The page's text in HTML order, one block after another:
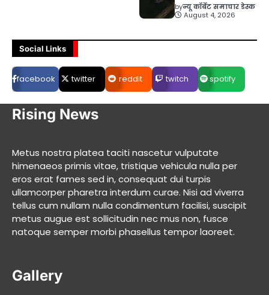
byन्यू कॉर्बेट समाचार डेस्क
August 4, 2026
Social Links
facebook twitter reddit twitch spotify
Rising News
Metus nostra platea taciti nascetur vulputate
himenaeos primis vitae, tristique vehicula nulla per
eros erat fames sed in, consequat dui turpis
ullamcorper pharetra interdum curae. Nisi ad viverra
tellus cum nullam nulla condimentum facilisi, suscipit
metus augue est sollicitudin nec mus non, fusce
natoque semper morbi phasellus tempor laoreet.
Gallery